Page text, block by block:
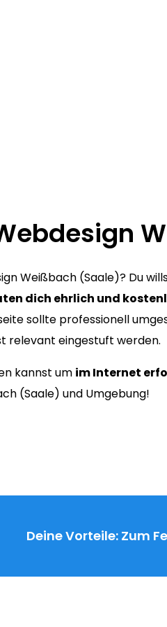
Weißbach (Saale)? Du
dich ehrlich und
sollte professionell
relevant eingestuft werden.
kannst um im Internet
(Saale) und Umgebung!
Deine Vorteile: Zum